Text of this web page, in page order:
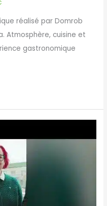
réalisé par Domrob
Atmosphère, cuisine et
gastronomique